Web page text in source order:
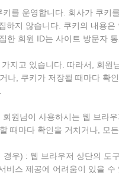
를 운영합니다. 회사가 쿠키
하지 않습니다. 쿠키의 내용
한 회원 ID는 사이트 방문자
지고 있습니다. 따라서, 회원
나, 쿠키가 저장될 때마다 확
원님이 사용하시는 웹 브라
때마다 확인을 거치거나, 모
우) : 웹 브라우저 상단의 도
비스 제공에 어려움이 있을 수